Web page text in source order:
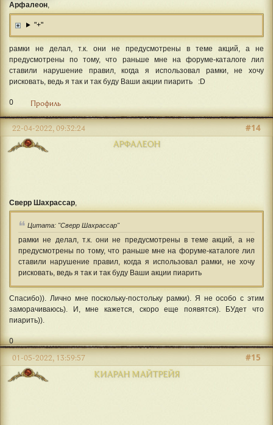
Арфалеон,
"+"
рамки не делал, т.к. они не предусмотрены в теме акций, а не
предусмотрены по тому, что раньше мне на форуме-каталоге лил
ставили нарушение правил, когда я использовал рамки, не хочу
рисковать, ведь я так и так буду Ваши акции пиарить :D
0 Профиль
АРФАЛЕОН
#14
22-04-2022, 09:32:24
Сверр Шахрассар
Цитата: "Сверр Шахрассар"
рамки не делал, т.к. они не предусмотрены в теме акций, а не
предусмотрены по тому, что раньше мне на форуме-каталоге лил
ставили нарушение правил, когда я использовал рамки, не хочу
рисковать, ведь я так и так буду Ваши акции пиарить
Спасибо)). Лично мне поскольку-постольку рамки). Я не особо с этим
заморачиваюсь). И, мне кажется, скоро еще появятся). БУдет что
пиарить)).
0
КИАРАН МАЙТРЕЙЯ
#15
01-05-2022, 13:59:57